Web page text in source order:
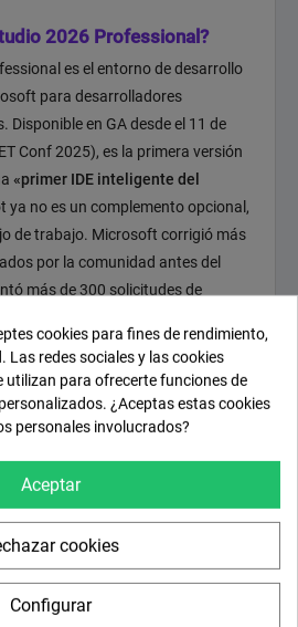
2026 Professional?
es el entorno de desarrollo
para desarrolladores
Disponible en GA desde el 11 de
Conf 2025), es la primera versión
«primer IDE inteligente del
ya no es un complemento opcional,
de trabajo. Microsoft corrigió más
por la comunidad antes del
más de 300 solicitudes de
de Visual Studio 2026
de forma nativa en cada parte
en tiempo real, depuración
especializados para C# y C++. El
Copilotpermite iniciar sesiones de
cookies para fines de rendimiento,
Las redes sociales y las cookies
utilizan para ofrecerte funciones de
¿Aceptas estas cookies
personales involucrados?
Aceptar
cookies
Configurar